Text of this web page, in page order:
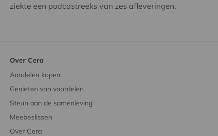
ziekte een podcastreeks van zes afleveringen.
Over Cera
Aandelen kopen
Genieten van voordelen
Steun aan de samenleving
Meebeslissen
Over Cera